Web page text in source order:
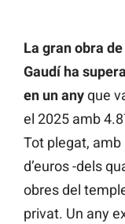
La gran obra
Gaudí ha
en un anyque
el 2025 amb
Tot plegat,
d’euros -dels
obres del
privat. Un any